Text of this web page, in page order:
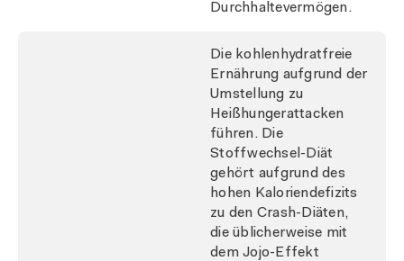
Durchhaltevermögen.
Die kohlenhydratfreie
Ernährung aufgrund der
Umstellung zu
Heißhungerattacken
führen. Die
Stoffwechsel-Diät
gehört aufgrund des
hohen Kaloriendefizits
zu den Crash-Diäten,
die üblicherweise mit
dem Jojo-Effekt